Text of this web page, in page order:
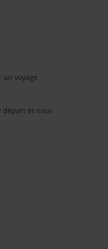
voyage
départ et nous